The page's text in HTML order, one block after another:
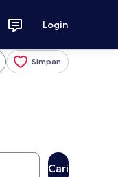
Login
Simpan
Cari